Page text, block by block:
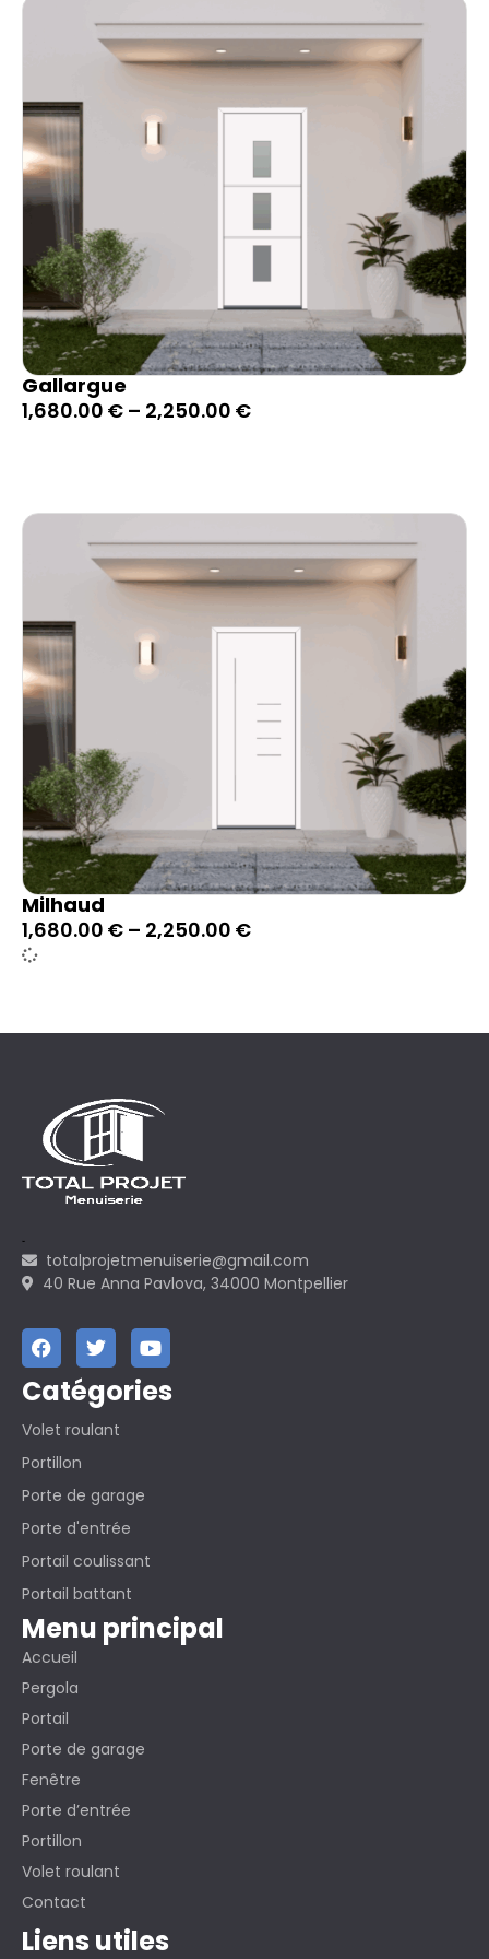
Gallargue
1,680.00 € – 2,250.00 €
Milhaud
1,680.00 € – 2,250.00 €
totalprojetmenuiserie@gmail.com
40 Rue Anna Pavlova, 34000 Montpellier
Catégories
Volet roulant
Portillon
Porte de garage
Porte d'entrée
Portail coulissant
Portail battant
Menu principal
Accueil
Pergola
Portail
Porte de garage
Fenêtre
Porte d’entrée
Portillon
Volet roulant
Contact
Liens utiles